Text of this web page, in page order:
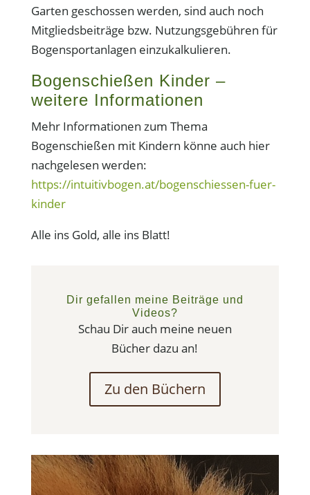
Garten geschossen werden, sind auch noch
Mitgliedsbeiträge bzw. Nutzungsgebühren für
Bogensportanlagen einzukalkulieren.
Bogenschießen Kinder –
weitere Informationen
Mehr Informationen zum Thema
Bogenschießen mit Kindern könne auch hier
nachgelesen werden:
https://intuitivbogen.at/bogenschiessen-fuer-
kinder
Alle ins Gold, alle ins Blatt!
Dir gefallen meine Beiträge und
Videos?
Schau Dir auch meine neuen
Bücher dazu an!
Zu den Büchern